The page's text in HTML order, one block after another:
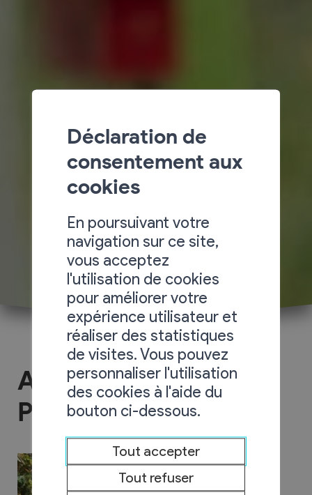
Association
Promenons-Nous
Déclaration de
consentement aux
cookies
En poursuivant votre
navigation sur ce site,
vous acceptez
l'utilisation de cookies
pour améliorer votre
expérience utilisateur et
réaliser des statistiques
de visites. Vous pouvez
personnaliser l'utilisation
des cookies à l'aide du
bouton ci-dessous.
Tout accepter
Tout refuser